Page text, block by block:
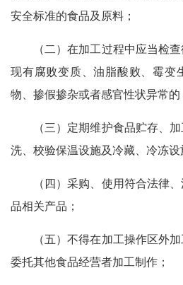
安全标准的食品及原料；
（二）在加工过程中应当检
现有腐败变质、油脂酸败、霉变
物、掺假掺杂或者感官性状异常的
（三）定期维护食品贮存、
洗、校验保温设施及冷藏、冷冻设
（四）采购、使用符合法律
品相关产品；
（五）不得在加工操作区外
委托其他食品经营者加工制作；